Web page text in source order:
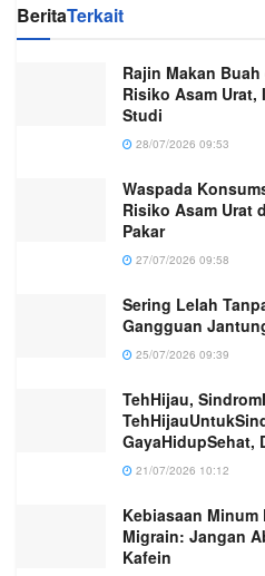
BeritaTerkait
Rajin Makan
Risiko Asam Urat,
Studi
28/07/2026 09:53
Waspada
Risiko Asam Urat
Pakar
27/07/2026 09:58
Sering Lelah
Gangguan
25/07/2026 09:39
TehHijau,
GayaHidupSehat,
21/07/2026 10:12
Kebiasaan
Migrain: Jangan
Kafein